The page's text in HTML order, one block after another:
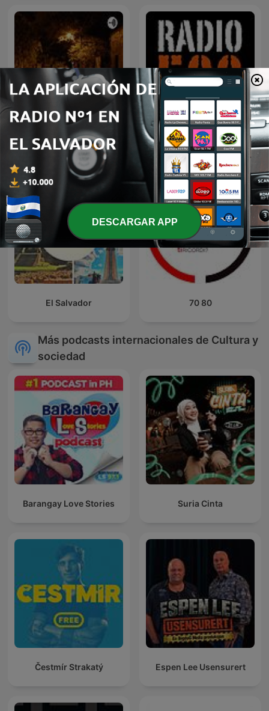
El Camino RADIO RADIO
El Salvador 70 80
Más podcasts internacionales de Cultura y
sociedad
Barangay Love Stories Suria Cinta
Čestmír Strakatý Espen Lee Usensurert
DESCARGAR APP